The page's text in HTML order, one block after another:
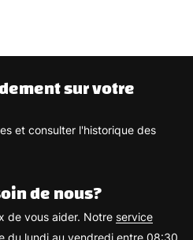
sur votre
et consulter l'historique des
de nous?
de vous aider. Notre service
du lundi au vendredi entre 08:30